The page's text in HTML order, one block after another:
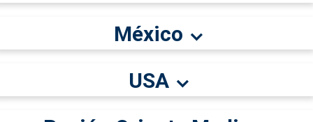
México
USA